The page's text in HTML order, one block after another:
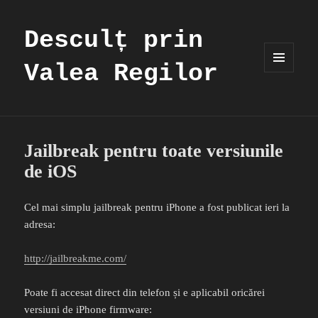
Desculț prin
Valea Regilor
Jailbreak pentru toate versiunile
de iOS
Cel mai simplu jailbreak pentru iPhone a fost publicat ieri la
adresa:
http://jailbreakme.com/
Poate fi accesat direct din telefon și e aplicabil oricărei
versiuni de iPhone firmware: